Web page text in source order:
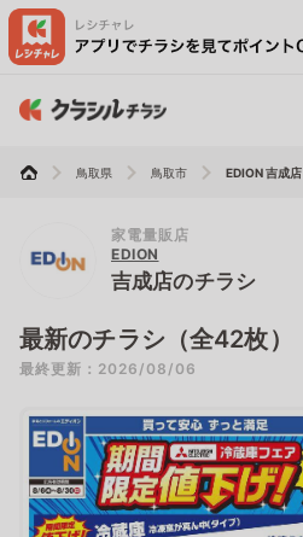
鳥取県 鳥取市 EDION 吉成店
家電量販店
EDION
吉成店のチラシ
最新のチラシ（全42枚）
最終更新：2026/08/06